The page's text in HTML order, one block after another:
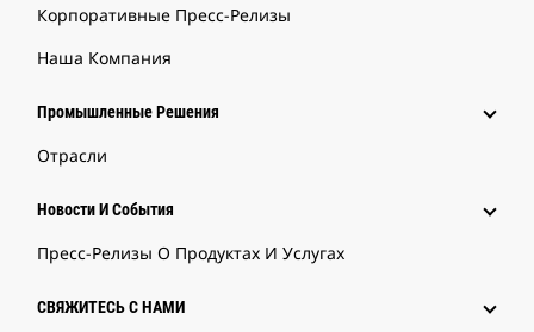
Корпоративные Пресс-Релизы
Наша Компания
Промышленные Решения
Отрасли
Новости И События
Пресс-Релизы О Продуктах И Услугах
СВЯЖИТЕСЬ С НАМИ